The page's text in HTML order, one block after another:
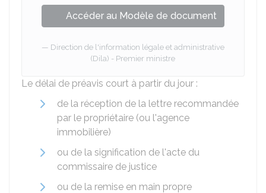
Accéder au Modèle de document
Direction de l'information légale et administrative
(Dila) - Premier ministre
Le délai de préavis court à partir du jour :
de la réception de la lettre recommandée
par le propriétaire (ou l'agence
immobilière)
ou de la signification de l'acte du
commissaire de justice
ou de la remise en main propre